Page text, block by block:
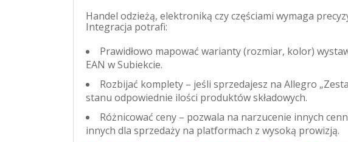
Handel odzieżą, elektroniką czy częściami wymaga
Integracja potrafi:
Prawidłowo mapować warianty (rozmiar, kolor)
EAN w Subiekcie.
Rozbijać komplety – jeśli sprzedajesz na Allegro
stanu odpowiednie ilości produktów składowych.
Różnicować ceny – pozwala na narzucenie innych
innych dla sprzedaży na platformach z wysoką prowizją.